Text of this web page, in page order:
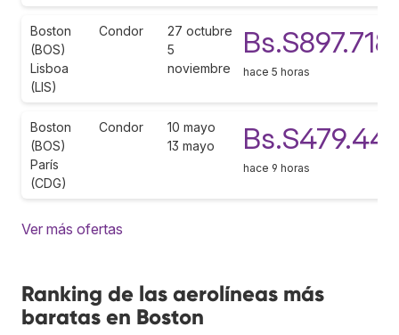
Boston
(BOS)
Lisboa
(LIS)
Condor
27 octubre
5
noviembre
Bs.S897.718
hace 5 horas
Boston
(BOS)
París
(CDG)
Condor
10 mayo
13 mayo
hace 9 horas
Ver más ofertas
Ranking de las aerolíneas más
baratas en Boston